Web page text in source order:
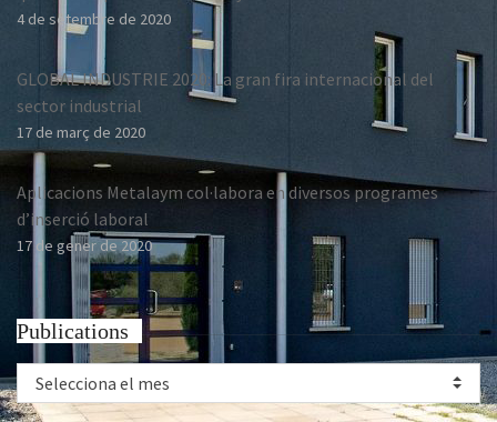
4 de setembre de 2020
GLOBAL INDUSTRIE 2020: La gran fira internacional del
sector industrial
17 de març de 2020
Aplicacions Metalaym col·labora en diversos programes
d’inserció laboral
17 de gener de 2020
Publications
Selecciona el mes